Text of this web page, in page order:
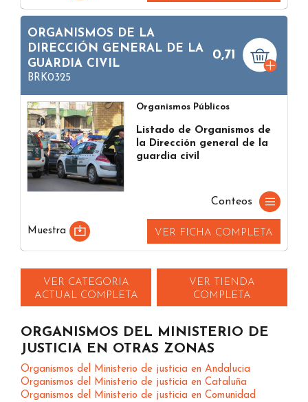
ORGANISMOS DE LA
DIRECCIÓN GENERAL DE LA
GUARDIA CIVIL
BRK0325
0,71
Organismos Públicos
Listado de Organismos de
la Dirección general de la
guardia civil
Conteos
Muestra VER FICHA COMPLETA
VER CATEGORIA
ACTUAL COMPLETA
VER TIENDA
COMPLETA
ORGANISMOS DEL MINISTERIO DE
JUSTICIA EN OTRAS ZONAS
Organismos del Ministerio de justicia en Andalucia
Organismos del Ministerio de justicia en Cataluña
Organismos del Ministerio de justicia en Comunidad